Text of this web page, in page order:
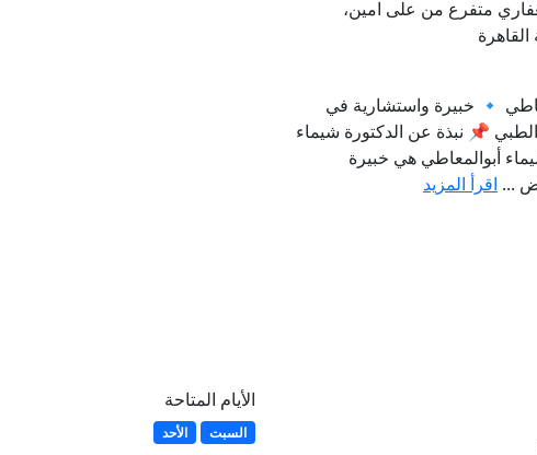
متفرع من على امين،
🔹 خبيرة واستشارية في
📌 نبذة عن الدكتورة شيماء
أبوالمعاطي هي خبيرة
... اقرأ المزيد
الأيام المتاحة
السبت
الأحد